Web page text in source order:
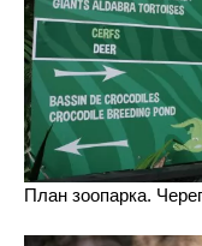
План зоопарка.